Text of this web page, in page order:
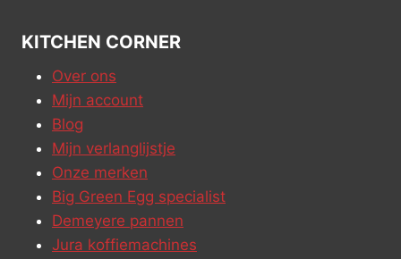
KITCHEN CORNER
Over ons
Mijn account
Blog
Mijn verlanglijstje
Onze merken
Big Green Egg specialist
Demeyere pannen
Jura koffiemachines